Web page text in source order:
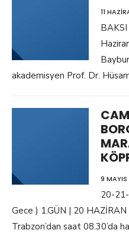
11
BAKSI
akademisyen Prof. Dr.
9
20-
Gece ) 1.GÜN | 20
Trabzon’dan saat 08.30’da